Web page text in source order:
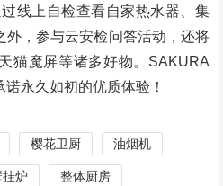
线上自检查看自家热水器、集
外，参与云安检问答活动，还将
猫魔屏等诸多好物。SAKURA
永久如初的优质体验！
樱花卫厨 油烟机
挂炉 整体厨房